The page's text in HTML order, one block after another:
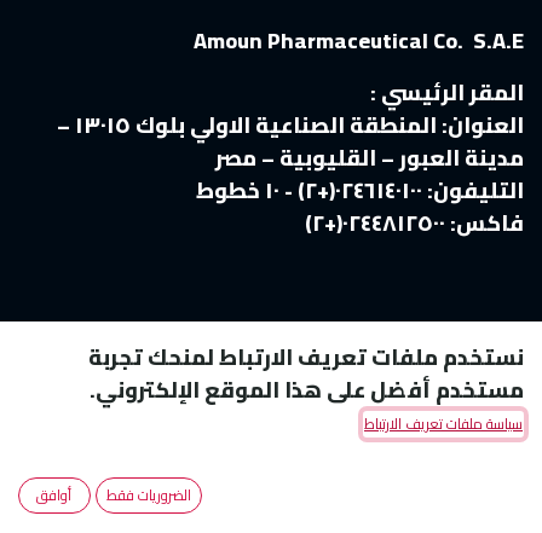
Amoun Pharmaceutical Co. S.A.E
المقر الرئيسي :
العنوان:
المنطقة الصناعية الاولي بلوك ١٣٠١٥ –
مدينة العبور – القليوبية – مصر
التليفون:٠٢٤٦١٤٠١٠٠(+٢) - ١٠ خطوط
فاكس:
Copyright © Amoun Pharmaceutical Co. الْعَرَبيّة
نستخدم ملفات تعريف الارتباط لمنحك تجربة
مستخدم أفضل على هذا الموقع الإلكتروني.
سياسة ملفات تعريف الارتباط
الضروريات فقط أوافق